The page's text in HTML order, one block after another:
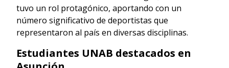
tuvo un rol protagónico, aportando con un
número significativo de deportistas que
representaron al país en diversas disciplinas.
Estudiantes UNAB destacados en